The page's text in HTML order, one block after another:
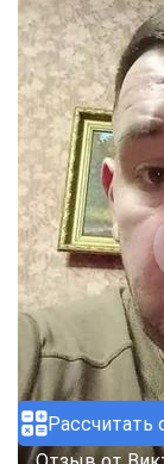
Рассчитать